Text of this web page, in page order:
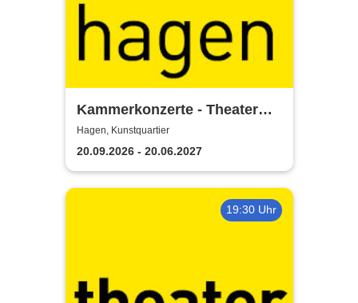
Kammerkonzerte - Theater
Hagen
Hagen, Kunstquartier
20.09.2026 - 20.06.2027
19:30 Uhr